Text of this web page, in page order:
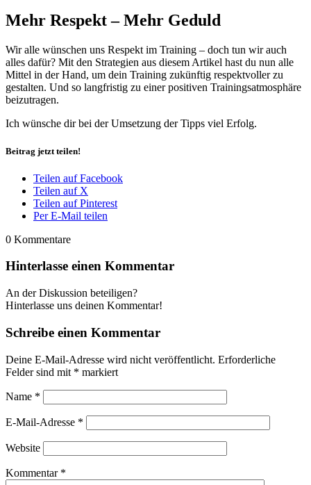
Mehr Respekt – Mehr Geduld
Wir alle wünschen uns Respekt im Training – doch tun wir auch
alles dafür? Mit den Strategien aus diesem Artikel hast du nun alle
Mittel in der Hand, um dein Training zukünftig respektvoller zu
gestalten. Und so langfristig zu einer positiven Trainingsatmosphäre
beizutragen.
Ich wünsche dir bei der Umsetzung der Tipps viel Erfolg.
Beitrag jetzt teilen!
Teilen auf Facebook
Teilen auf X
Teilen auf Pinterest
Per E-Mail teilen
0 Kommentare
Hinterlasse einen Kommentar
An der Diskussion beteiligen?
Hinterlasse uns deinen Kommentar!
Schreibe einen Kommentar
Deine E-Mail-Adresse wird nicht veröffentlicht. Erforderliche
Felder sind mit * markiert
Name *
E-Mail-Adresse *
Website
Kommentar *